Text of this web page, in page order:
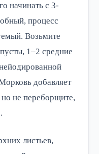
начинать с 3-
процесс
Возьмите
1–2 средние
добавляет
но не переборщите,
листьев,